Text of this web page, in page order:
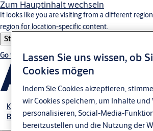
Zum Hauptinhalt wechseln
It looks like you are visiting from a different
region for location-specific content.
Stay on this site
Go to Ireland
Kundenportal Login
Blog
Lassen Sie uns wissen, ob
Cookies mögen
Indem Sie Cookies akzeptieren,
wir Cookies speichern, um Inhalte und
personalisieren, Social-Media-
bereitzustellen und die Nutzung der